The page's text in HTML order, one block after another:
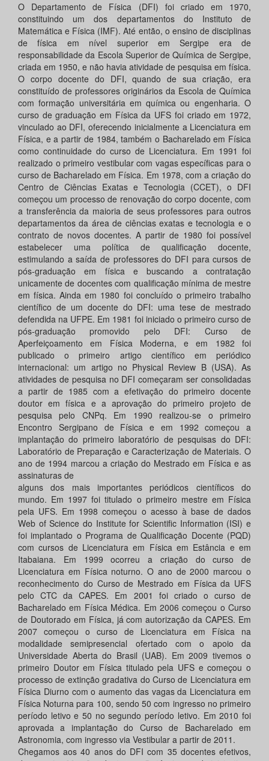
O Departamento de Física (DFI) foi criado em 1970,
constituindo um dos departamentos do Instituto de
Matemática e Física (IMF). Até então, o ensino de disciplinas
de física em nível superior em Sergipe era de
responsabilidade da Escola Superior de Química de Sergipe,
criada em 1950, e não havia atividade de pesquisa em física.
O corpo docente do DFI, quando de sua criação, era
constituído de professores originários da Escola de Química
com formação universitária em química ou engenharia. O
curso de graduação em Física da UFS foi criado em 1972,
vinculado ao DFI, oferecendo inicialmente a Licenciatura em
Física, e a partir de 1984, também o Bacharelado em Física
como continuidade do curso de Licenciatura. Em 1991 foi
realizado o primeiro vestibular com vagas específicas para o
curso de Bacharelado em Física. Em 1978, com a criação do
Centro de Ciências Exatas e Tecnologia (CCET), o DFI
começou um processo de renovação do corpo docente, com
a transferência da maioria de seus professores para outros
departamentos da área de ciências exatas e tecnologia e o
contrato de novos docentes. A partir de 1980 foi possível
estabelecer uma política de qualificação docente,
estimulando a saída de professores do DFI para cursos de
pós-graduação em física e buscando a contratação
unicamente de docentes com qualificação mínima de mestre
em física. Ainda em 1980 foi concluído o primeiro trabalho
científico de um docente do DFI: uma tese de mestrado
defendida na UFPE. Em 1981 foi iniciado o primeiro curso de
pós-graduação promovido pelo DFI: Curso de
Aperfeiçoamento em Física Moderna, e em 1982 foi
publicado o primeiro artigo científico em periódico
internacional: um artigo no Physical Review B (USA). As
atividades de pesquisa no DFI começaram ser consolidadas
a partir de 1985 com a efetivação do primeiro docente
doutor em física e a aprovação do primeiro projeto de
pesquisa pelo CNPq. Em 1990 realizou-se o primeiro
Encontro Sergipano de Física e em 1992 começou a
implantação do primeiro laboratório de pesquisas do DFI:
Laboratório de Preparação e Caracterização de Materiais. O
ano de 1994 marcou a criação do Mestrado em Física e as
assinaturas de
alguns dos mais importantes periódicos científicos do
mundo. Em 1997 foi titulado o primeiro mestre em Física
pela UFS. Em 1998 começou o acesso à base de dados
Web of Science do Institute for Scientific Information (ISI) e
foi implantado o Programa de Qualificação Docente (PQD)
com cursos de Licenciatura em Física em Estância e em
Itabaiana. Em 1999 ocorreu a criação do curso de
Licenciatura em Física noturno. O ano de 2000 marcou o
reconhecimento do Curso de Mestrado em Física da UFS
pelo CTC da CAPES. Em 2001 foi criado o curso de
Bacharelado em Física Médica. Em 2006 começou o Curso
de Doutorado em Física, já com autorização da CAPES. Em
2007 começou o curso de Licenciatura em Física na
modalidade semipresencial ofertado com o apoio da
Universidade Aberta do Brasil (UAB). Em 2009 tivemos o
primeiro Doutor em Física titulado pela UFS e começou o
processo de extinção gradativa do Curso de Licenciatura em
Física Diurno com o aumento das vagas da Licenciatura em
Física Noturna para 100, sendo 50 com ingresso no primeiro
período letivo e 50 no segundo período letivo. Em 2010 foi
aprovada a implantação do Curso de Bacharelado em
Astronomia, com ingresso via Vestibular a partir de 2011.
Chegamos aos 40 anos do DFI com 35 docentes efetivos,